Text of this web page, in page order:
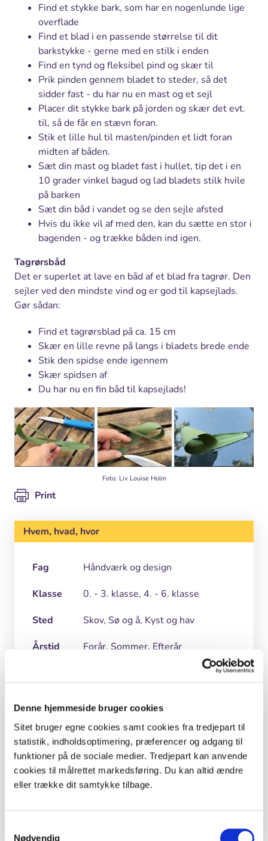
Denne hjemmeside bruger cookies
Sitet bruger egne cookies samt cookies fra tredjepart til
statistik, indholdsoptimering, præferencer og adgang til
funktioner på de sociale medier. Tredjepart kan anvende
cookies til målrettet markedsføring. Du kan altid ændre
eller trække dit samtykke tilbage.
Nødvendig
Find et stykke bark, som har en nogenlunde lige
overflade
Find et blad i en passende størrelse til dit
barkstykke - gerne med en stilk i enden
Find en tynd og fleksibel pind og skær til
Prik pinden gennem bladet to steder, så det
sidder fast - du har nu en mast og et sejl
Placer dit stykke bark på jorden og skær det evt.
til, så de får en stævn foran.
Stik et lille hul til masten/pinden et lidt foran
midten af båden.
Sæt din mast og bladet fast i hullet, tip det i en
10 grader vinkel bagud og lad bladets stilk hvile
på barken
Sæt din båd i vandet og se den sejle afsted
Hvis du ikke vil af med den, kan du sætte en stor i
bagenden - og trække båden ind igen.
Tagrørsbåd
Det er superlet at lave en båd af et blad fra tagrør. Den
sejler ved den mindste vind og er god til kapsejlads.
Gør sådan:
Find et tagrørsblad på ca. 15 cm
Skær en lille revne på langs i bladets brede ende
Stik den spidse ende igennem
Skær spidsen af
Du har nu en fin båd til kapsejlads!
Foto: Liv Louise Holm
Print
Hvem, hvad, hvor
Fag
Håndværk og design
Klasse
0. - 3. klasse, 4. - 6. klasse
Sted
Skov, Sø og å, Kyst og hav
Årstid
Forår, Sommer, Efterår
Kolofon
Tekst:
Malene Bendix.
Foto